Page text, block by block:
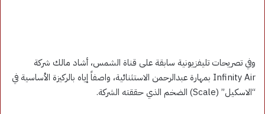
وفي تصريحات تليفزيونية سابقة على قناة الشمس، أشاد مالك شركة
Infinity Air بمهارة عبدالرحمن الاستثنائية، واصفاً إياه بالركيزة الأساسية في
“الاسكيل” (Scale) الضخم الذي حققته الشركة.